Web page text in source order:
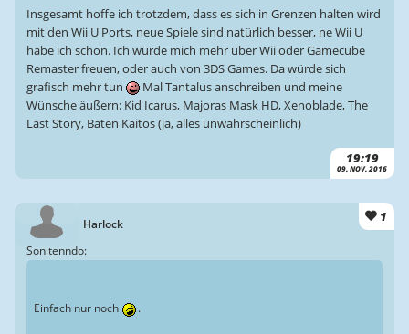
19:19
09. NOV. 2016
Insgesamt hoffe ich trotzdem, dass es sich in Grenzen halten wird
mit den Wii U Ports, neue Spiele sind natürlich besser, ne Wii U
habe ich schon. Ich würde mich mehr über Wii oder Gamecube
Remaster freuen, oder auch von 3DS Games. Da würde sich
grafisch mehr tun
Mal Tantalus anschreiben und meine
Wünsche äußern: Kid Icarus, Majoras Mask HD, Xenoblade, The
Last Story, Baten Kaitos (ja, alles unwahrscheinlich)
Harlock 1
Sonitenndo:
Einfach nur noch .